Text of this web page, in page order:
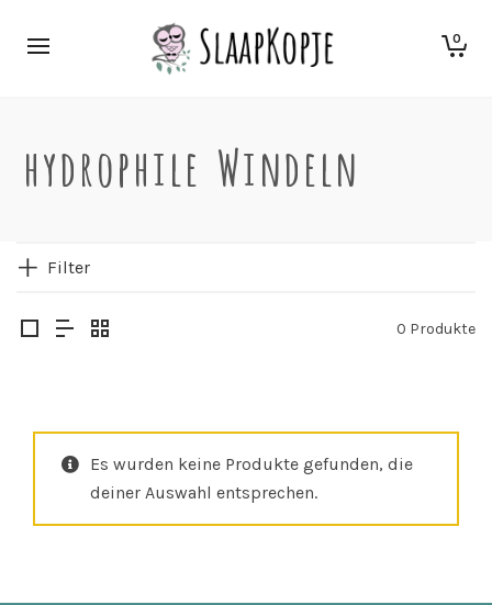
0
hydrophile Windeln
Filter
0 Produkte
Es wurden keine Produkte gefunden, die
deiner Auswahl entsprechen.